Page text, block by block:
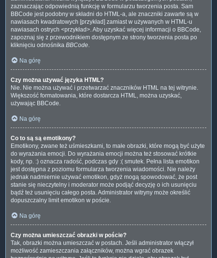
zaznaczając odpowiednią funkcję w formularzu tworzenia posta. Sam
BBCode jest podobny w składni do HTML-a, ale znaczniki zawarte są w
nawiasach kwadratowych [przykład] zamiast w używanych w HTML-u
nawiasach ostrych <przykład>. Aby uzyskać więcej informacji o BBCode,
zapoznaj się z przewodnikiem dostępnym ze strony tworzenia posta po
kliknięciu odnośnika BBCode.
Na górę
Czy można używać języka HTML?
Nie. Nie można używać i przetwarzać znaczników HTML na tej witrynie.
Większość formatowania, które dostarcza HTML, można uzyskać,
używając BBCode.
Na górę
Co to są są emotikony?
Emotikony, zwane też uśmieszkami, to małe obrazki, które mogą być użyte
do wyrażania emocji. Do wyrażania emocji można też stosować krótkie
kody, np. :) oznacza radość, podczas gdy :( smutek. Pełna lista emotikon
jest dostępna z poziomu formularza tworzenia wiadomości. Nie należy
jednak nadmiernie używać emotikon, gdyż mogą spowodować, że post
stanie się nieczytelny i moderator może podjąć decyzję o ich usunięciu
bądź też usunięciu całego posta. Administrator witryny może określić
dopuszczalny limit emotikon w poście.
Na górę
Czy można umieszczać obrazki w poście?
Tak, obrazki można umieszczać w postach. Jeśli administrator włączył
możliwość zamieszczania załączników, można wgrać obrazek